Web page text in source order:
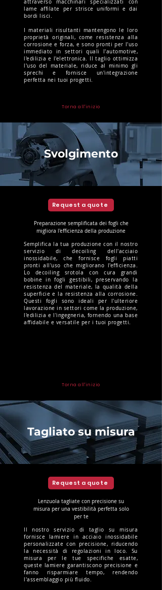
attraverso macchinari specializzati con
lame affilate per strisce uniformi e dai
bordi lisci.
I materiali risultanti mantengono le loro
proprietà originali, come resistenza alla
corrosione e forza, e sono pronti per l'uso
immediato in settori quali l'automotive,
l'edilizia e l'elettronica. Il taglio ottimizza
l'uso del materiale, riduce al minimo gli
sprechi e fornisce un'integrazione
perfetta nei tuoi progetti.
Torna all'inizio
Svolgimento
Request a quote
Preparazione semplificata dei fogli che
migliora l'efficienza della produzione
Semplifica la tua produzione con il nostro
servizio di decoiling dell'acciaio
inossidabile, che fornisce fogli piatti
pronti all'uso che migliorano l'efficienza.
Lo decoiling srotola con cura grandi
bobine in fogli gestibili, preservando la
resistenza del materiale, la qualità della
superficie e la resistenza alla corrosione.
Questi fogli sono ideali per l'ulteriore
lavorazione in settori come la produzione,
l'edilizia e l'ingegneria, fornendo una base
affidabile e versatile per i tuoi progetti.
Torna all'inizio
Tagliato su misura
Request a quote
Lenzuola tagliate con precisione su
misura per una vestibilità perfetta solo
per te
Il nostro servizio di taglio su misura
fornisce lamiere in acciaio inossidabile
personalizzate con precisione, riducendo
la necessità di regolazioni in loco. Su
misura per le tue specifiche esatte,
queste lamiere garantiscono precisione e
fanno risparmiare tempo, rendendo
l'assemblaggio più fluido.